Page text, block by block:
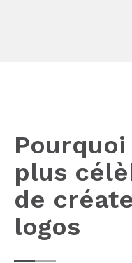
plus
de
logos